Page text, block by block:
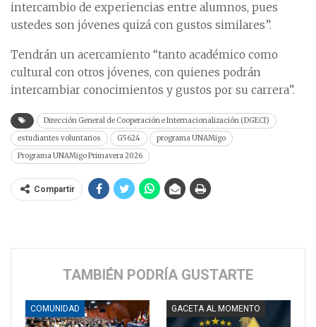
intercambio de experiencias entre alumnos, pues
ustedes son jóvenes quizá con gustos similares”.
Tendrán un acercamiento “tanto académico como
cultural con otros jóvenes, con quienes podrán
intercambiar conocimientos y gustos por su carrera”.
Dirección General de Cooperación e Internacionalización (DGECI)
estudiantes voluntarios
G5624
programa UNAMigo
Programa UNAMigo Primavera 2026
Compartir
TAMBIÉN PODRÍA GUSTARTE
COMUNIDAD GACETA AL MOMENTO